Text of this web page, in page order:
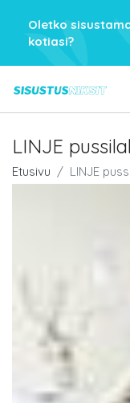
Oletko
kotiasi?
LINJE
Etusivu LINJE